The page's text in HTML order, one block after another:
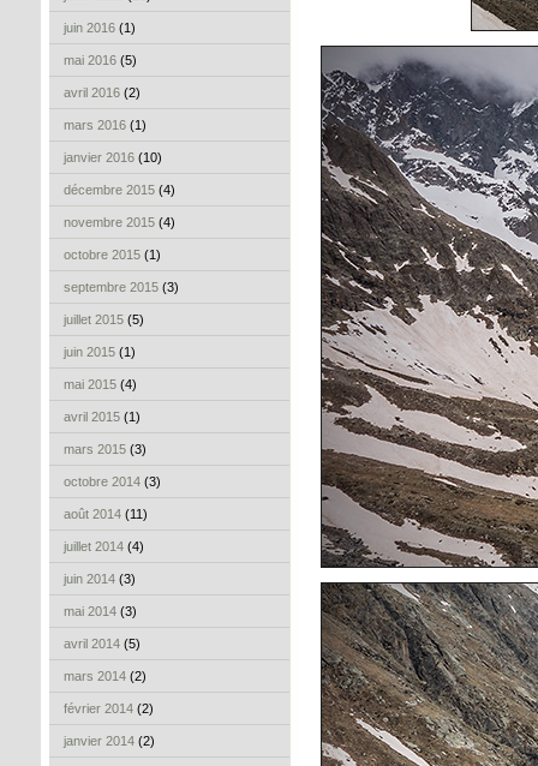
juin 2016 (1)
mai 2016 (5)
avril 2016 (2)
mars 2016 (1)
janvier 2016 (10)
décembre 2015 (4)
novembre 2015 (4)
octobre 2015 (1)
septembre 2015 (3)
juillet 2015 (5)
juin 2015 (1)
mai 2015 (4)
avril 2015 (1)
mars 2015 (3)
octobre 2014 (3)
août 2014 (11)
juillet 2014 (4)
juin 2014 (3)
mai 2014 (3)
avril 2014 (5)
mars 2014 (2)
février 2014 (2)
janvier 2014 (2)